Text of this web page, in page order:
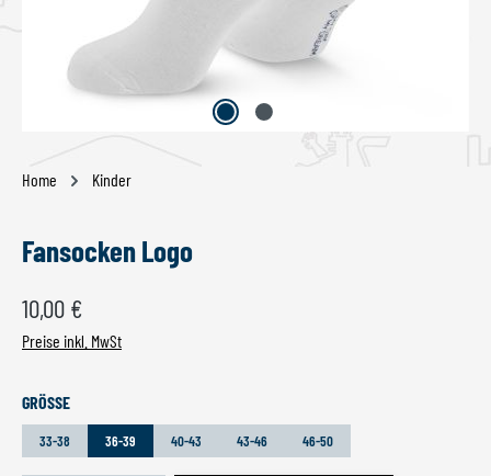
Home Kinder
Fansocken Logo
Regulärer Preis:
10,00 €
Preise inkl. MwSt
GRÖSSE AUSWÄHLEN
33-38 36-39 40-43 43-46 46-50